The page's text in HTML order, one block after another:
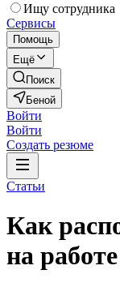
Ищу сотрудника
Сервисы
Помощь
Ещё
Поиск
Беной
Войти
Войти
Создать резюме
Статьи
Как
на